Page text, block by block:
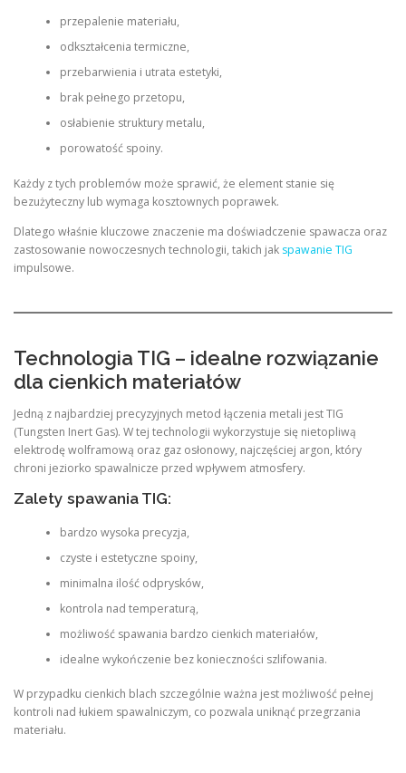
przepalenie materiału,
odkształcenia termiczne,
przebarwienia i utrata estetyki,
brak pełnego przetopu,
osłabienie struktury metalu,
porowatość spoiny.
Każdy z tych problemów może sprawić, że element stanie się
bezużyteczny lub wymaga kosztownych poprawek.
Dlatego właśnie kluczowe znaczenie ma doświadczenie spawacza oraz
zastosowanie nowoczesnych technologii, takich jak spawanie TIG
impulsowe.
Technologia TIG – idealne rozwiązanie
dla cienkich materiałów
Jedną z najbardziej precyzyjnych metod łączenia metali jest TIG
(Tungsten Inert Gas). W tej technologii wykorzystuje się nietopliwą
elektrodę wolframową oraz gaz osłonowy, najczęściej argon, który
chroni jeziorko spawalnicze przed wpływem atmosfery.
Zalety spawania TIG:
bardzo wysoka precyzja,
czyste i estetyczne spoiny,
minimalna ilość odprysków,
kontrola nad temperaturą,
możliwość spawania bardzo cienkich materiałów,
idealne wykończenie bez konieczności szlifowania.
W przypadku cienkich blach szczególnie ważna jest możliwość pełnej
kontroli nad łukiem spawalniczym, co pozwala uniknąć przegrzania
materiału.